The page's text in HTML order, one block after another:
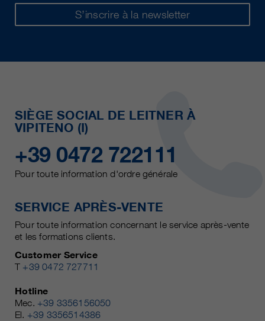
S’inscrire à la newsletter
SIÈGE SOCIAL DE LEITNER À
VIPITENO (I)
+39 0472 722111
Pour toute information d'ordre générale
SERVICE APRÈS-VENTE
Pour toute information concernant le service après-vente
et les formations clients.
Customer Service
T +39 0472 727711
Hotline
Mec. +39 3356156050
El. +39 3356514386